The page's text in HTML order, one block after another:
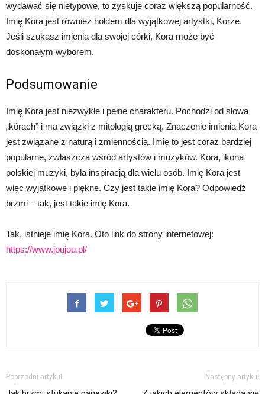
wydawać się nietypowe, to zyskuje coraz większą popularność.
Imię Kora jest również hołdem dla wyjątkowej artystki, Korze.
Jeśli szukasz imienia dla swojej córki, Kora może być
doskonałym wyborem.
Podsumowanie
Imię Kora jest niezwykłe i pełne charakteru. Pochodzi od słowa
„kórach” i ma związki z mitologią grecką. Znaczenie imienia Kora
jest związane z naturą i zmiennością. Imię to jest coraz bardziej
popularne, zwłaszcza wśród artystów i muzyków. Kora, ikona
polskiej muzyki, była inspiracją dla wielu osób. Imię Kora jest
więc wyjątkowe i piękne. Czy jest takie imię Kora? Odpowiedź
brzmi – tak, jest takie imię Kora.
Tak, istnieje imię Kora. Oto link do strony internetowej:
https://www.joujou.pl/
Poprzedni artykuł Następny artykuł